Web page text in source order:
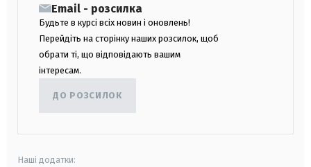
Email - розсилка
Будьте в курсі всіх новин і оновлень!
Перейдіть на сторінку наших розсилок, щоб
обрати ті, що відповідають вашим
інтересам.
ДО РОЗСИЛОК
Наші додатки: